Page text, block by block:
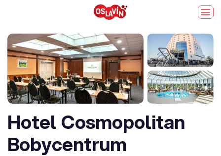
Hotel Cosmopolitan
Bobycentrum